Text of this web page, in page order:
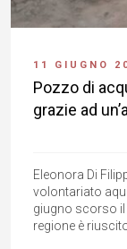
11 GIUGNO
Pozzo di
grazie ad
Eleonora Di
volontariato
giugno scorso
regione è